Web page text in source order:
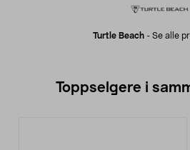
Turtle Beach - Se alle
Toppselgere i